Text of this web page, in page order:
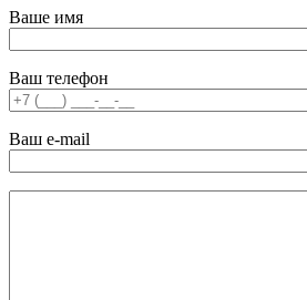
Ваше имя
Ваш телефон
Ваш e-mail